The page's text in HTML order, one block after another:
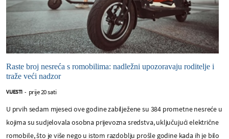
Raste broj nesreća s romobilima: nadležni upozoravaju roditelje i
traže veći nadzor
VIJESTI - prije 20 sati
U prvih sedam mjeseci ove godine zabilježene su 384 prometne nesreće u
kojima su sudjelovala osobna prijevozna sredstva, uključujući električne
romobile, što je više nego u istom razdoblju prošle godine kada ih je bilo